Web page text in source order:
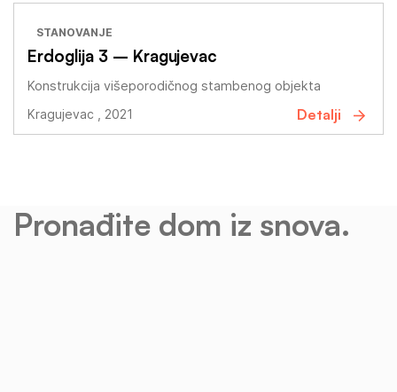
STANOVANJE
Erdoglija 3 – Kragujevac
Konstrukcija višeporodičnog stambenog objekta
Kragujevac , 2021
Detalji
Pronađite dom iz snova.